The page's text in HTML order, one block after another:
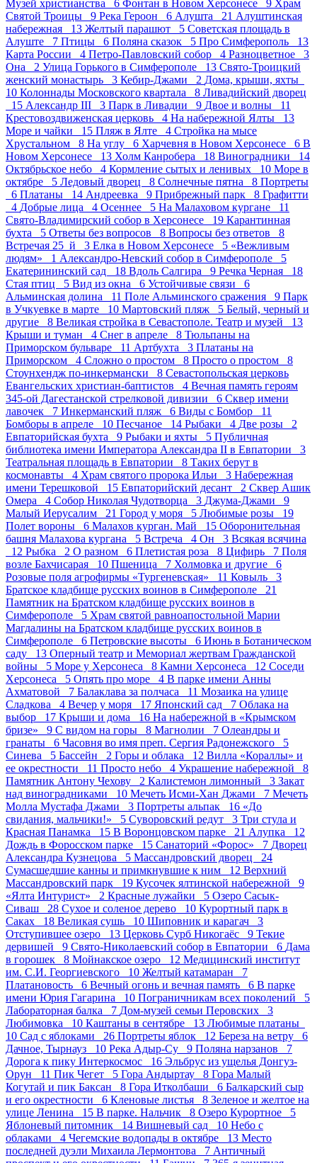
Музей христианства 6 Фонтан в Новом Херсонесе 9 Храм
Святой Троицы 9 Река Героон 6 Алушта 21 Алуштинская
набережная 13 Желтый парашют 5 Советская площадь в
Алуште 7 Птицы 6 Поляна сказок 5 Про Симферополь 13
Карта России 4 Петро-Павловский собор 4 Разноцветное 3
Она 2 Улица Горького в Симферополе 13 Свято-Троицкий
женский монастырь 3 Кебир-Джами 2 Дома, крыши, яхты
10 Колоннады Московского квартала 8 Ливадийский дворец
15 Александр III 3 Парк в Ливадии 9 Двое и волны 11
Крестовоздвиженская церковь 4 На набережной Ялты 13
Море и чайки 15 Пляж в Ялте 4 Стройка на мысе
Хрустальном 8 На углу 6 Харчевня в Новом Херсонесе 6 В
Новом Херсонесе 13 Холм Канробера 18 Виноградники 14
Октябрьское небо 4 Кормление сытых и ленивых 10 Море в
октябре 5 Ледовый дворец 8 Солнечные пятна 8 Портреты
6 Платаны 14 Андреевка 9 Прибрежный парк 8 Графитти
4 Добрые лица 4 Осеннее 5 На Малаховом кургане 11
Свято-Владимирский собор в Херсонесе 19 Карантинная
бухта 5 Ответы без вопросов 8 Вопросы без ответов 8
Встречая 25_й 3 Елка в Новом Херсонесе 5 «Вежливым
людям» 1 Александро-Невский собор в Симферополе 5
Екатерининский сад 18 Вдоль Салгира 9 Речка Черная 18
Стая птиц 5 Вид из окна 6 Устойчивые связи 6
Альминская долина 11 Поле Альминского сражения 9 Парк
в Учкуевке в марте 10 Мартовский пляж 5 Белый, черный и
другие 8 Великая стройка в Севастополе. Театр и музей 13
Крыши и туман 4 Снег в апреле 8 Тюльпаны на
Приморском бульваре 11 Артбухта 3 Платаны на
Приморском 4 Сложно о простом 8 Просто о простом 8
Стоунхендж по-инкермански 8 Севастопольская церковь
Евангельских христиан-баптистов 4 Вечная память героям
345-ой Дагестанской стрелковой дивизии 6 Сквер имени
лавочек 7 Инкерманский пляж 6 Виды с Бомбор 11
Бомборы в апреле 10 Песчаное 14 Рыбаки 4 Две розы 2
Евпаторийская бухта 9 Рыбаки и яхты 5 Публичная
библиотека имени Императора Александра II в Евпатории 3
Театральная площадь в Евпатории 8 Таких берут в
космонавты 4 Храм святого пророка Ильи 3 Набережная
имени Терешковой 15 Евпаторийский десант 2 Сквер Ашик
Омера 4 Собор Николая Чудотворца 3 Джума-Джами 9
Малый Иерусалим 21 Город у моря 5 Любимые розы 19
Полет вороны 6 Малахов курган. Май 15 Оборонительная
башня Малахова кургана 5 Встреча 4 Он 3 Всякая всячина
12 Рыбка 2 О разном 6 Плетистая роза 8 Цифирь 7 Поля
возле Бахчисарая 10 Пшеница 7 Холмовка и другие 6
Розовые поля агрофирмы «Тургеневская» 11 Ковыль 3
Братское кладбище русских воинов в Симферополе 21
Памятник на Братском кладбище русских воинов в
Симферополе 5 Храм святой равноапостольной Марии
Магдалины на Братском кладбище русских воинов в
Симферополе 6 Петровские высоты 6 Июнь в Ботаническом
саду 13 Оперный театр и Мемориал жертвам Гражданской
войны 5 Море у Херсонеса 8 Камни Херсонеса 12 Соседи
Херсонеса 5 Опять про море 4 В парке имени Анны
Ахматовой 7 Балаклава за полчаса 11 Мозаика на улице
Сладкова 4 Вечер у моря 17 Японский сад 7 Облака на
выбор 17 Крыши и дома 16 На набережной в «Крымском
бризе» 9 С видом на горы 8 Магнолии 7 Олеандры и
гранаты 6 Часовня во имя преп. Сергия Радонежского 5
Синева 5 Бассейн 2 Горы и облака 12 Вилла «Кораллы» и
ее окрестности 11 Просто небо 4 Украшение набережной 8
Памятник Антону Чехову 2 Калистемон лимонный 3 Закат
над виноградниками 10 Мечеть Исми-Хан Джами 7 Мечеть
Молла Мустафа Джами 3 Портреты альпак 16 «До
свидания, мальчики!» 5 Суворовский редут 3 Три стула и
Красная Панамка 15 В Воронцовском парке 21 Алупка 12
Дождь в Форосском парке 15 Санаторий «Форос» 7 Дворец
Александра Кузнецова 5 Массандровский дворец 24
Сумасшедшие канны и примкнувшие к ним 12 Верхний
Массандровский парк 19 Кусочек ялтинской набережной 9
«Ялта Интурист» 2 Красные лужайки 5 Озеро Сасык-
Сиваш 28 Сухое и соленое дерево 10 Курортный парк в
Саках 18 Великая сушь 10 Шиповник и карагач 3
Отступившее озеро 13 Церковь Сурб Никогаёс 9 Текие
дервишей 9 Свято-Николаевский собор в Евпатории 6 Дама
в горошек 8 Мойнакское озеро 12 Медицинский институт
им. С.И. Георгиевского 10 Желтый катамаран 7
Платановость 6 Вечный огонь и вечная память 6 В парке
имени Юрия Гагарина 10 Пограничникам всех поколений 5
Лабораторная балка 7 Дом-музей семьи Перовских 3
Любимовка 10 Каштаны в сентябре 13 Любимые платаны
10 Сад с яблоками 26 Портреты яблок 12 Береза на ветру 6
Дачное, Тырнауз 10 Река Адыр-Су 9 Поляна нарзанов 7
Дорога к пику Интеркосмос 16 Эльбрус из ущелья Донгуз-
Орун 11 Пик Чегет 5 Гора Андыртау 8 Гора Малый
Когутай и пик Баксан 8 Гора Итколбаши 6 Балкарский сыр
и его окрестности 6 Кленовые листья 8 Зеленое и желтое на
улице Ленина 15 В парке. Нальчик 8 Озеро Курортное 5
Яблоневый питомник 14 Вишневый сад 10 Небо с
облаками 4 Чегемские водопады в октябре 13 Место
последней дуэли Михаила Лермонтова 7 Античный